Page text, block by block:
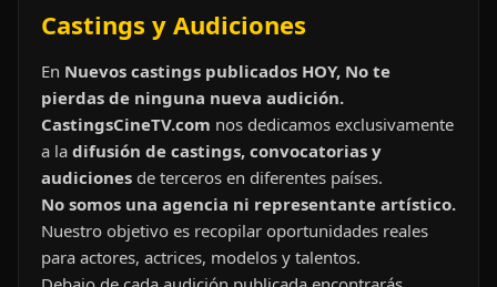
Castings y Audiciones
En Nuevos castings publicados HOY, No te
pierdas de ninguna nueva audición.
CastingsCineTV.com nos dedicamos exclusivamente
a la difusión de castings, convocatorias y
audiciones de terceros en diferentes países.
No somos una agencia ni representante artístico.
Nuestro objetivo es recopilar oportunidades reales
para actores, actrices, modelos y talentos.